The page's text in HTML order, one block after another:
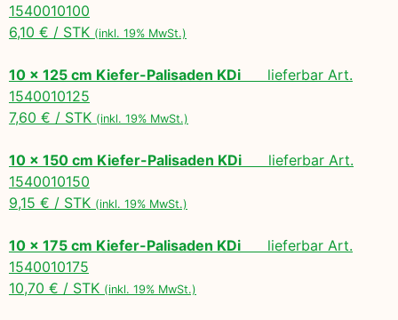
1540010100
6,10 € / STK (inkl. 19% MwSt.)
10 x 125 cm Kiefer-Palisaden KDi lieferbar Art.
1540010125
7,60 € / STK (inkl. 19% MwSt.)
10 x 150 cm Kiefer-Palisaden KDi lieferbar Art.
1540010150
9,15 € / STK (inkl. 19% MwSt.)
10 x 175 cm Kiefer-Palisaden KDi lieferbar Art.
1540010175
10,70 € / STK (inkl. 19% MwSt.)